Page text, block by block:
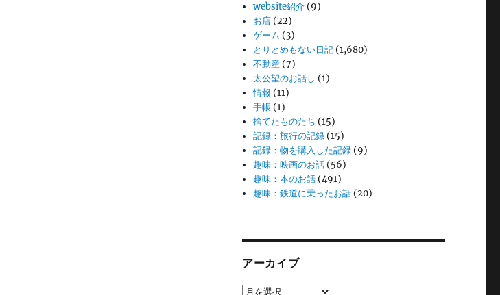
website紹介 (9)
お店 (22)
ゲーム (3)
とりとめもない日記 (1,680)
不動産 (7)
太公望のお話し (1)
情報 (11)
手帳 (1)
捨てたものたち (15)
記録：旅行の記録 (15)
記録：物を購入した記録 (9)
趣味：映画のお話 (56)
趣味：本のお話 (491)
趣味：鉄道に乗ったお話 (20)
アーカイブ
ア